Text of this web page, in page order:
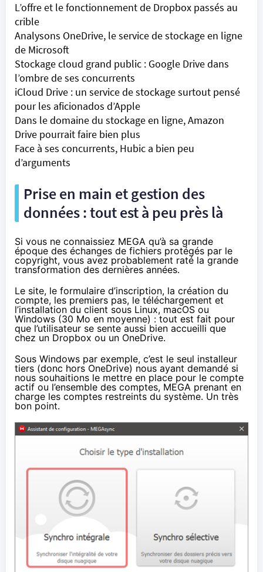
L’offre et le fonctionnement de Dropbox passés au
crible
Analysons OneDrive, le service de stockage en ligne
de Microsoft
Stockage cloud grand public : Google Drive dans
l’ombre de ses concurrents
iCloud Drive : un service de stockage surtout pensé
pour les aficionados d’Apple
Dans le domaine du stockage en ligne, Amazon
Drive pourrait faire bien plus
Face à ses concurrents, Hubic a bien peu
d’arguments
Prise en main et gestion des
données : tout est à peu près là
Si vous ne connaissiez MEGA qu’à sa grande
époque des échanges de fichiers protégés par le
copyright, vous avez probablement raté la grande
transformation des dernières années.
Le site, le formulaire d’inscription, la création du
compte, les premiers pas, le téléchargement et
l’installation du client sous Linux, macOS ou
Windows (30 Mo en moyenne) : tout est fait pour
que l’utilisateur se sente aussi bien accueilli que
chez un Dropbox ou un OneDrive.
Sous Windows par exemple, c’est le seul installeur
tiers (donc hors OneDrive) nous ayant demandé si
nous souhaitions le mettre en place pour le compte
actif ou l’ensemble des comptes, MEGA prenant en
charge les comptes restreints du système. Un très
bon point.